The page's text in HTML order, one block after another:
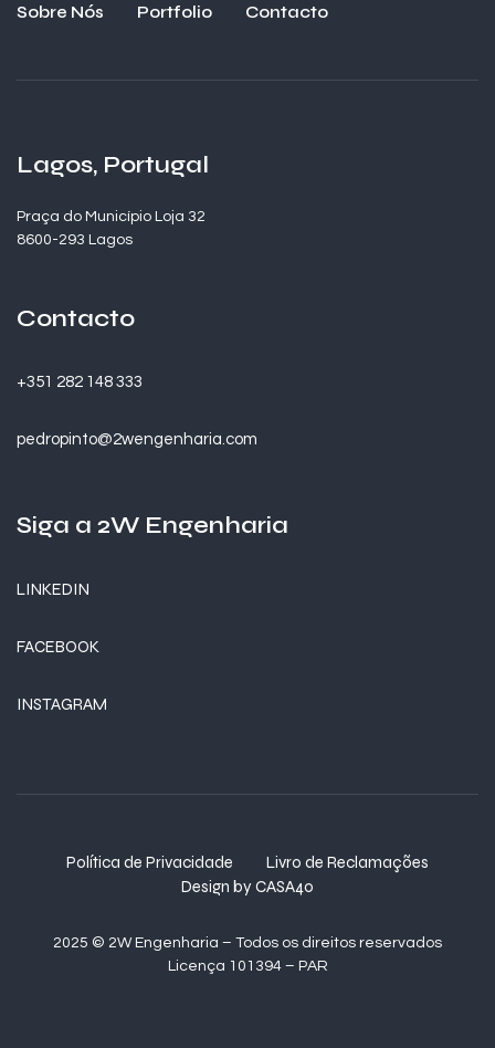
Sobre Nós Portfolio Contacto
Lagos, Portugal
Praça do Município Loja 32
8600-293 Lagos
Contacto
+351 282 148 333
pedropinto@2wengenharia.com
Siga a 2W Engenharia
LINKEDIN
FACEBOOK
INSTAGRAM
2025 © 2W Engenharia – Todos os direitos reservados
Licença 101394 – PAR
Política de Privacidade
Livro de Reclamações
Design by CASA40